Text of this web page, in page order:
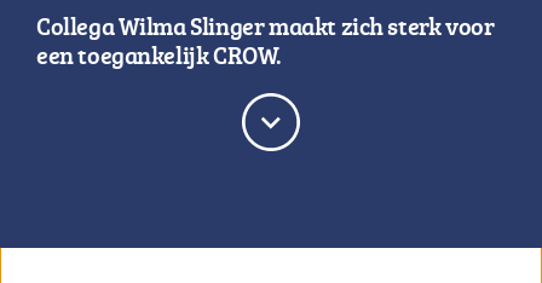
Collega Wilma Slinger maakt zich sterk voor
een toegankelijk CROW.